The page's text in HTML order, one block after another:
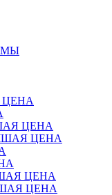
ЦЕНА
ЦЕНА
ЦЕНА
ЦЕНА
ЦЕНА